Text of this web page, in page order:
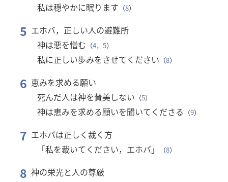
私は穏やかに眠ります （8）
5 エホバ，正しい人の避難所
神は悪を憎む （4，5）
私に正しい歩みをさせてください （8）
6 恵みを求める願い
死んだ人は神を賛美しない （5）
神は恵みを求める願いを聞いてくださる （9）
7 エホバは正しく裁く方
「私を裁いてください，エホバ」
（8）
8 神の栄光と人の尊厳